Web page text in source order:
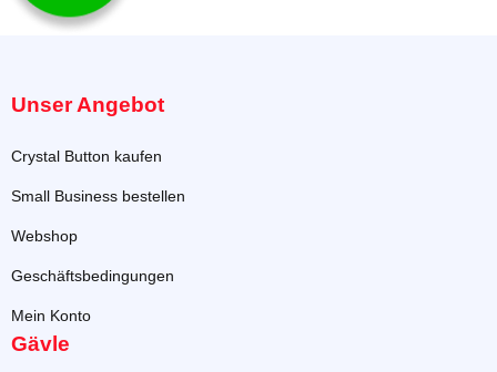
Unser Angebot
Crystal Button kaufen
Small Business bestellen
Webshop
Geschäftsbedingungen
Mein Konto
Gävle